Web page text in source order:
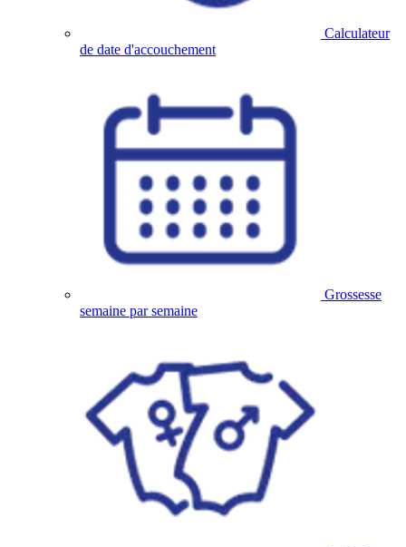
Calculateur
de date d'accouchement
Grossesse
semaine par semaine